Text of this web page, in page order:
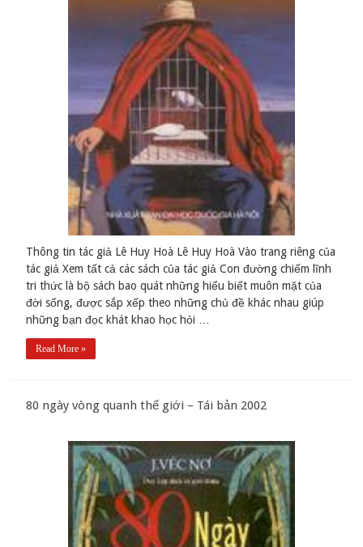
Thông tin tác giả Lê Huy Hoà Lê Huy Hoà Vào trang riêng của
tác giả Xem tất cả các sách của tác giả Con đường chiếm lĩnh
tri thức là bộ sách bao quát những hiểu biết muôn mặt của
đời sống, được sắp xếp theo những chủ đề khác nhau giúp
những bạn đọc khát khao học hỏi …
Read More »
80 ngày vòng quanh thế giới – Tái bản 2002